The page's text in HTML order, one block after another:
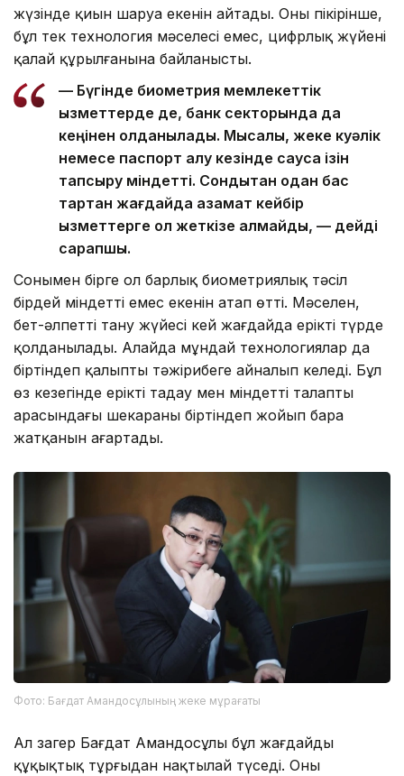
жүзінде қиын шаруа екенін айтады. Оның пікірінше,
бұл тек технология мәселесі емес, цифрлық жүйенің
қалай құрылғанына байланысты.
— Бүгінде биометрия мемлекеттік
қызметтерде де, банк секторында да
кеңінен қолданылады. Мысалы, жеке куәлік
немесе паспорт алу кезінде саусақ ізін
тапсыру міндетті. Сондықтан одан бас
тартқан жағдайда азамат кейбір
қызметтерге қол жеткізе алмайды, — дейді
сарапшы.
Сонымен бірге ол барлық биометриялық тәсіл
бірдей міндетті емес екенін атап өтті. Мәселен,
бет-әлпетті тану жүйесі кей жағдайда ерікті түрде
қолданылады. Алайда мұндай технологиялар да
біртіндеп қалыпты тәжірибеге айналып келеді. Бұл
өз кезегінде ерікті таңдау мен міндетті талаптың
арасындағы шекараны біртіндеп жойып бара
жатқанын аңғартады.
Фото: Бағдат Амандосұлының жеке мұрағаты
Ал заңгер Бағдат Амандосұлы бұл жағдайды
құқықтық тұрғыдан нақтылай түседі. Оның